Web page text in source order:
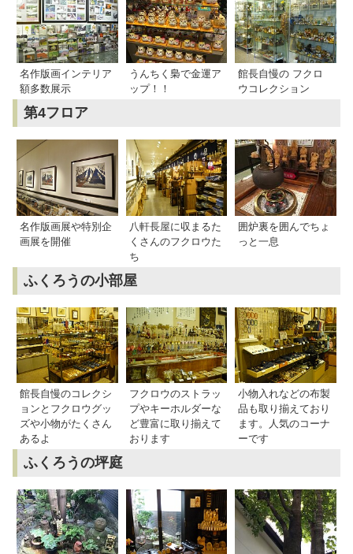
名作版画インテリア
額多数展示
うんちく梟で金運ア
ップ！！
館長自慢の フクロ
ウコレクション
第4フロア
名作版画展や特別企
画展を開催
八軒長屋に収まるた
くさんのフクロウた
ち
囲炉裏を囲んでちょ
っと一息
ふくろうの小部屋
館長自慢のコレクシ
ョンとフクロウグッ
ズや小物がたくさん
あるよ
フクロウのストラッ
プやキーホルダーな
ど豊富に取り揃えて
おります
小物入れなどの布製
品も取り揃えており
ます。人気のコーナ
ーです
ふくろうの坪庭